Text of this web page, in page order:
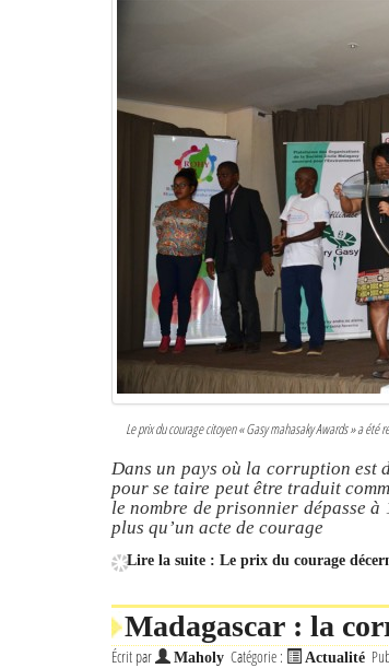
Le prix du courage citoyen « Gasy mahasaky Awards » a
Dans un pays où la corruption est
pour se taire peut être traduit
le nombre de prisonnier dépasse
plus qu’un acte de courage
Lire la suite : Le prix du courage
Madagascar : la
Écrit par Maholy Catégorie : Actualité